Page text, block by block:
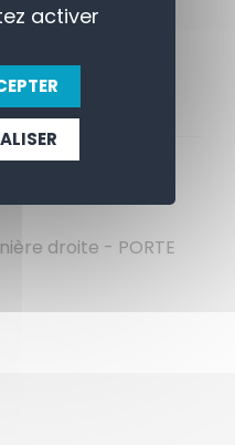
droite - PORTE
activer